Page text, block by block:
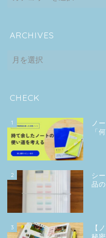
ARCHIVES
CHECK
1
ノ
「
2
シ
品
3
【